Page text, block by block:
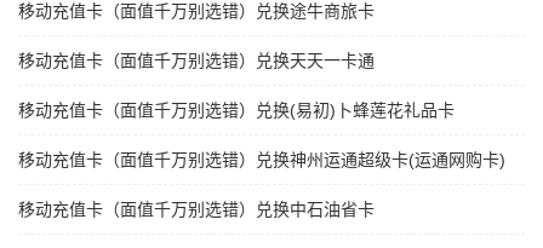
移动充值卡（面值千万别选错）兑换途牛商旅卡
移动充值卡（面值千万别选错）兑换天天一卡通
移动充值卡（面值千万别选错）兑换(易初)卜蜂莲花礼品卡
移动充值卡（面值千万别选错）兑换神州运通超级卡(运通网购卡)
移动充值卡（面值千万别选错）兑换中石油省卡